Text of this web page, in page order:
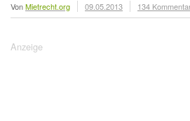
VonMietrecht.org 09.05.2013 134